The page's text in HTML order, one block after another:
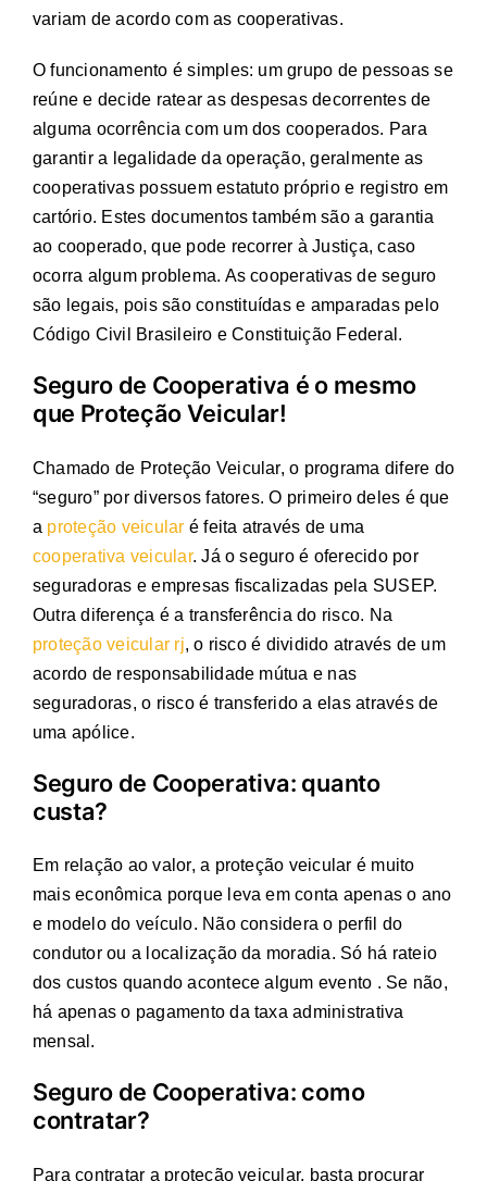
variam de acordo com as cooperativas.
O funcionamento é simples: um grupo de pessoas se
reúne e decide ratear as despesas decorrentes de
alguma ocorrência com um dos cooperados. Para
garantir a legalidade da operação, geralmente as
cooperativas possuem estatuto próprio e registro em
cartório. Estes documentos também são a garantia
ao cooperado, que pode recorrer à Justiça, caso
ocorra algum problema. As cooperativas de seguro
são legais, pois são constituídas e amparadas pelo
Código Civil Brasileiro e Constituição Federal.
Seguro de Cooperativa é o mesmo
que Proteção Veicular!
Chamado de Proteção Veicular, o programa difere do
“seguro” por diversos fatores. O primeiro deles é que
a proteção veicular é feita através de uma
cooperativa veicular. Já o seguro é oferecido por
seguradoras e empresas fiscalizadas pela SUSEP.
Outra diferença é a transferência do risco. Na
proteção veicular rj, o risco é dividido através de um
acordo de responsabilidade mútua e nas
seguradoras, o risco é transferido a elas através de
uma apólice.
Seguro de Cooperativa: quanto
custa?
Em relação ao valor, a proteção veicular é muito
mais econômica porque leva em conta apenas o ano
e modelo do veículo. Não considera o perfil do
condutor ou a localização da moradia. Só há rateio
dos custos quando acontece algum evento . Se não,
há apenas o pagamento da taxa administrativa
mensal.
Seguro de Cooperativa: como
contratar?
Para contratar a proteção veicular, basta procurar